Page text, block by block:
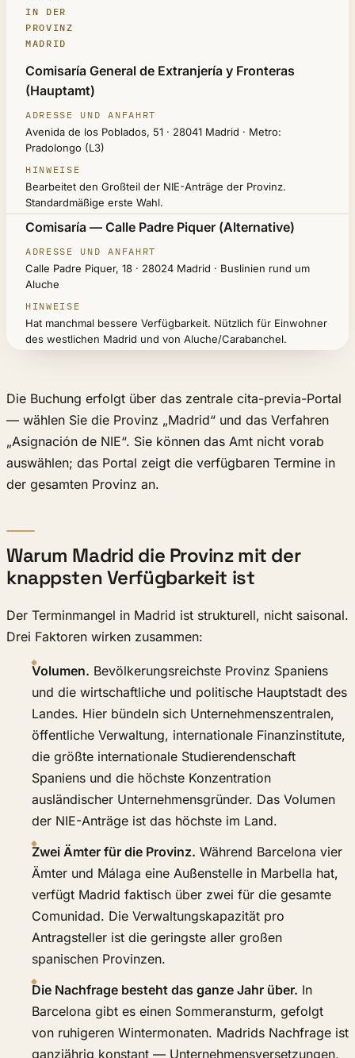
IN DER
PROVINZ
MADRID
AMT
ADRESSE UND ANFAHRT
HINWEISE
Comisaría General de Extranjería y Fronteras
(Hauptamt)
Avenida de los Poblados, 51 · 28041 Madrid · Metro:
Pradolongo (L3)
Bearbeitet den Großteil der NIE-Anträge der Provinz.
Standardmäßige erste Wahl.
Comisaría — Calle Padre Piquer (Alternative)
Calle Padre Piquer, 18 · 28024 Madrid · Buslinien rund um
Aluche
Hat manchmal bessere Verfügbarkeit. Nützlich für Einwohner
des westlichen Madrid und von Aluche/Carabanchel.
Die Buchung erfolgt über das zentrale cita-previa-Portal
— wählen Sie die Provinz „Madrid“ und das Verfahren
„Asignación de NIE“. Sie können das Amt nicht vorab
auswählen; das Portal zeigt die verfügbaren Termine in
der gesamten Provinz an.
Warum Madrid die Provinz mit der
knappsten Verfügbarkeit ist
Der Terminmangel in Madrid ist strukturell, nicht saisonal.
Drei Faktoren wirken zusammen:
Volumen. Bevölkerungsreichste Provinz Spaniens
und die wirtschaftliche und politische Hauptstadt des
Landes. Hier bündeln sich Unternehmenszentralen,
öffentliche Verwaltung, internationale Finanzinstitute,
die größte internationale Studierendenschaft
Spaniens und die höchste Konzentration
ausländischer Unternehmensgründer. Das Volumen
der NIE-Anträge ist das höchste im Land.
Zwei Ämter für die Provinz. Während Barcelona vier
Ämter und Málaga eine Außenstelle in Marbella hat,
verfügt Madrid faktisch über zwei für die gesamte
Comunidad. Die Verwaltungskapazität pro
Antragsteller ist die geringste aller großen
spanischen Provinzen.
Die Nachfrage besteht das ganze Jahr über. In
Barcelona gibt es einen Sommeransturm, gefolgt
von ruhigeren Wintermonaten. Madrids Nachfrage ist
ganzjährig konstant — Unternehmensversetzungen,